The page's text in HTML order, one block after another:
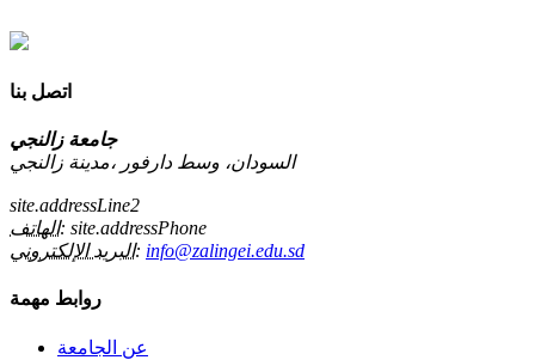
اتصل بنا
جامعة زالنجي
السودان، وسط دارفور ،مدينة زالنجي
site.addressLine2
الهاتف: site.addressPhone
البريد الإلكتروني: info@zalingei.edu.sd
روابط مهمة
عن الجامعة